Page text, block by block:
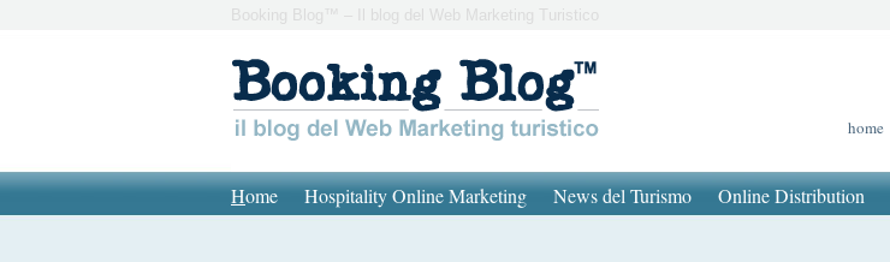
Booking Blog™ – Il blog del Web Marketing Turistico
home
Home Hospitality Online Marketing News del Turismo Online Distribution